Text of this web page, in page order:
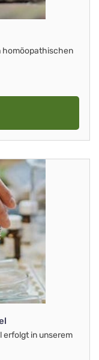
homöopathischen
erfolgt in unserem